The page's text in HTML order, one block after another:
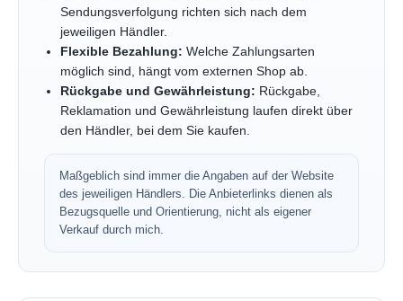
Sendungsverfolgung richten sich nach dem
jeweiligen Händler.
Flexible Bezahlung: Welche Zahlungsarten
möglich sind, hängt vom externen Shop ab.
Rückgabe und Gewährleistung: Rückgabe,
Reklamation und Gewährleistung laufen direkt über
den Händler, bei dem Sie kaufen.
Maßgeblich sind immer die Angaben auf der Website
des jeweiligen Händlers. Die Anbieterlinks dienen als
Bezugsquelle und Orientierung, nicht als eigener
Verkauf durch mich.